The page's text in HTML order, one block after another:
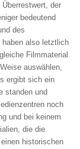
der
bedeutend
des
haben also letztlich
Filmmaterial
auswählen,
ergibt sich ein
standen und
noch
und bei keinem
die die
historischen